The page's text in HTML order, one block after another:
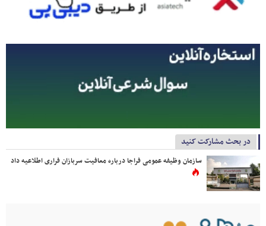
در بحث مشارکت کنید
سازمان وظیفه عمومی فراجا درباره معافیت سربازان فراری اطلاعیه داد